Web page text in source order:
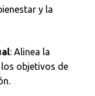
y la
: Alinea la
objetivos de